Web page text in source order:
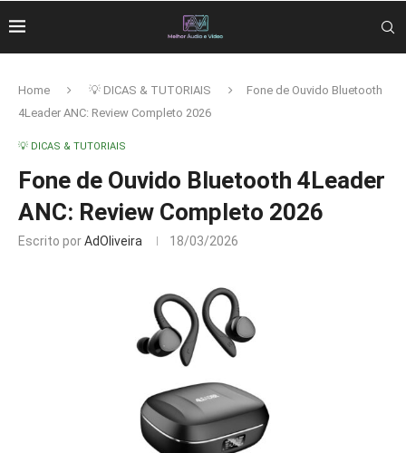
Home 💡 DICAS & TUTORIAIS
Fone de Ouvido Bluetooth
4Leader ANC: Review Completo 2026
💡 DICAS & TUTORIAIS
Fone de Ouvido Bluetooth 4Leader
ANC: Review Completo 2026
Escrito porAdOliveira 18/03/2026